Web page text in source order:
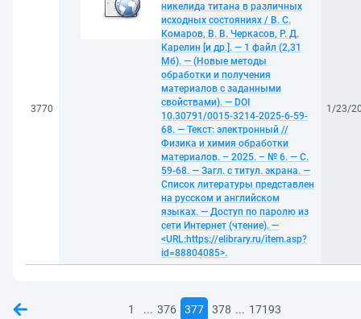
3770
никелида титана в различных
исходных состояниях / В. С.
Комаров, В. В. Черкасов, Р. Д.
Карелин [и др.]. — 1 файл (2,31
Мб). — (Новые методы
обработки и получения
материалов с заданными
свойствами). — DOI
10.30791/0015-3214-2025-6-59-
68. — Текст: электронный //
Физика и химия обработки
материалов. – 2025. – № 6. — С.
59-68. — Загл. с титул. экрана. —
Список литературы представлен
на русском и английском
языках. — Доступ по паролю из
сети Интернет (чтение). —
<URL:https://elibrary.ru/item.asp?
id=88804085>.
1/23/
1 ... 376 377 378 ... 17193